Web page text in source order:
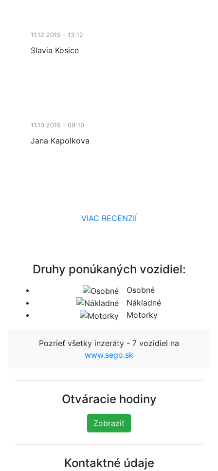
11.12.2019 - 13:12
Slavia Kosice
11.10.2019 - 09:10
Jana Kapolkova
VIAC RECENZIÍ
Druhy ponúkaných vozidiel:
Osobné
Nákladné
Motorky
Pozrieť všetky inzeráty - 7 vozidiel na
www.sego.sk
Otváracie hodiny
Zobraziť
Kontaktné údaje